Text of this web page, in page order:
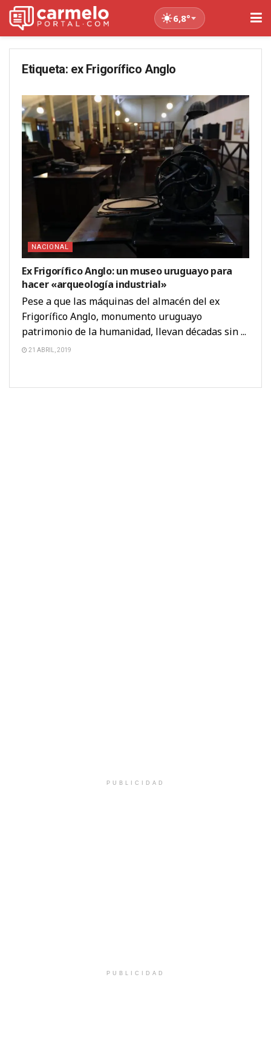
6,8°
Etiqueta: ex Frigorífico Anglo
NACIONAL
Ex Frigorífico Anglo: un museo uruguayo para
hacer «arqueología industrial»
Pese a que las máquinas del almacén del ex
Frigorífico Anglo, monumento uruguayo
patrimonio de la humanidad, llevan décadas sin ...
21 ABRIL, 2019
PUBLICIDAD
PUBLICIDAD